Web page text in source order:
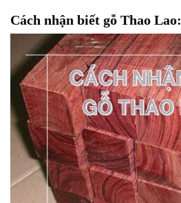
Cách nhận biết gỗ Thao Lao: